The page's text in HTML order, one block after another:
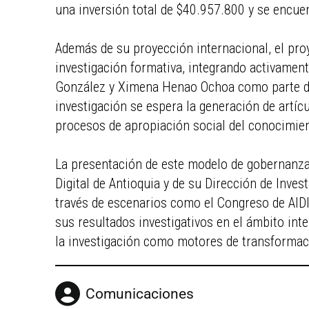
una inversión total de $40.957.800 y se
Además de su proyección internacional, el
investigación formativa, integrando
González y Ximena Henao Ochoa como
investigación se espera la generación de
procesos de apropiación social del
La presentación de este modelo de
Digital de Antioquia y de su Dirección de
través de escenarios como el Congreso de
sus resultados investigativos en el ámbito
la investigación como motores de
Comunicaciones